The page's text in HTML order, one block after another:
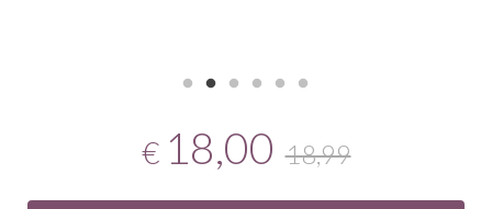
€ 18,00 18,99